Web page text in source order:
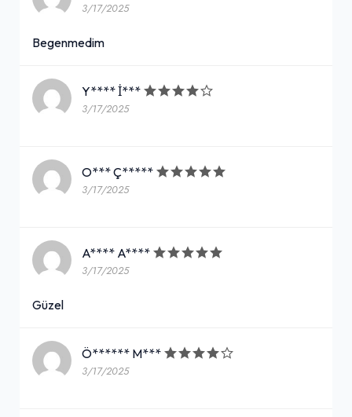
3/17/2025
Begenmedim
Y**** İ***
3/17/2025
O*** Ç*****
3/17/2025
A**** A****
3/17/2025
Güzel
Ö****** M***
3/17/2025